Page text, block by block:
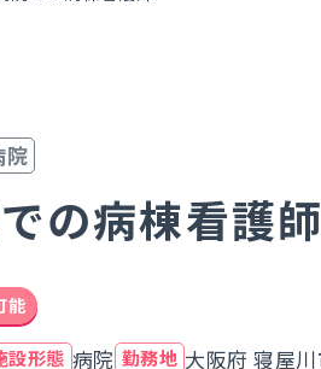
院
の病棟看護師
能
設形態 病院 勤務地 大阪府 寝屋